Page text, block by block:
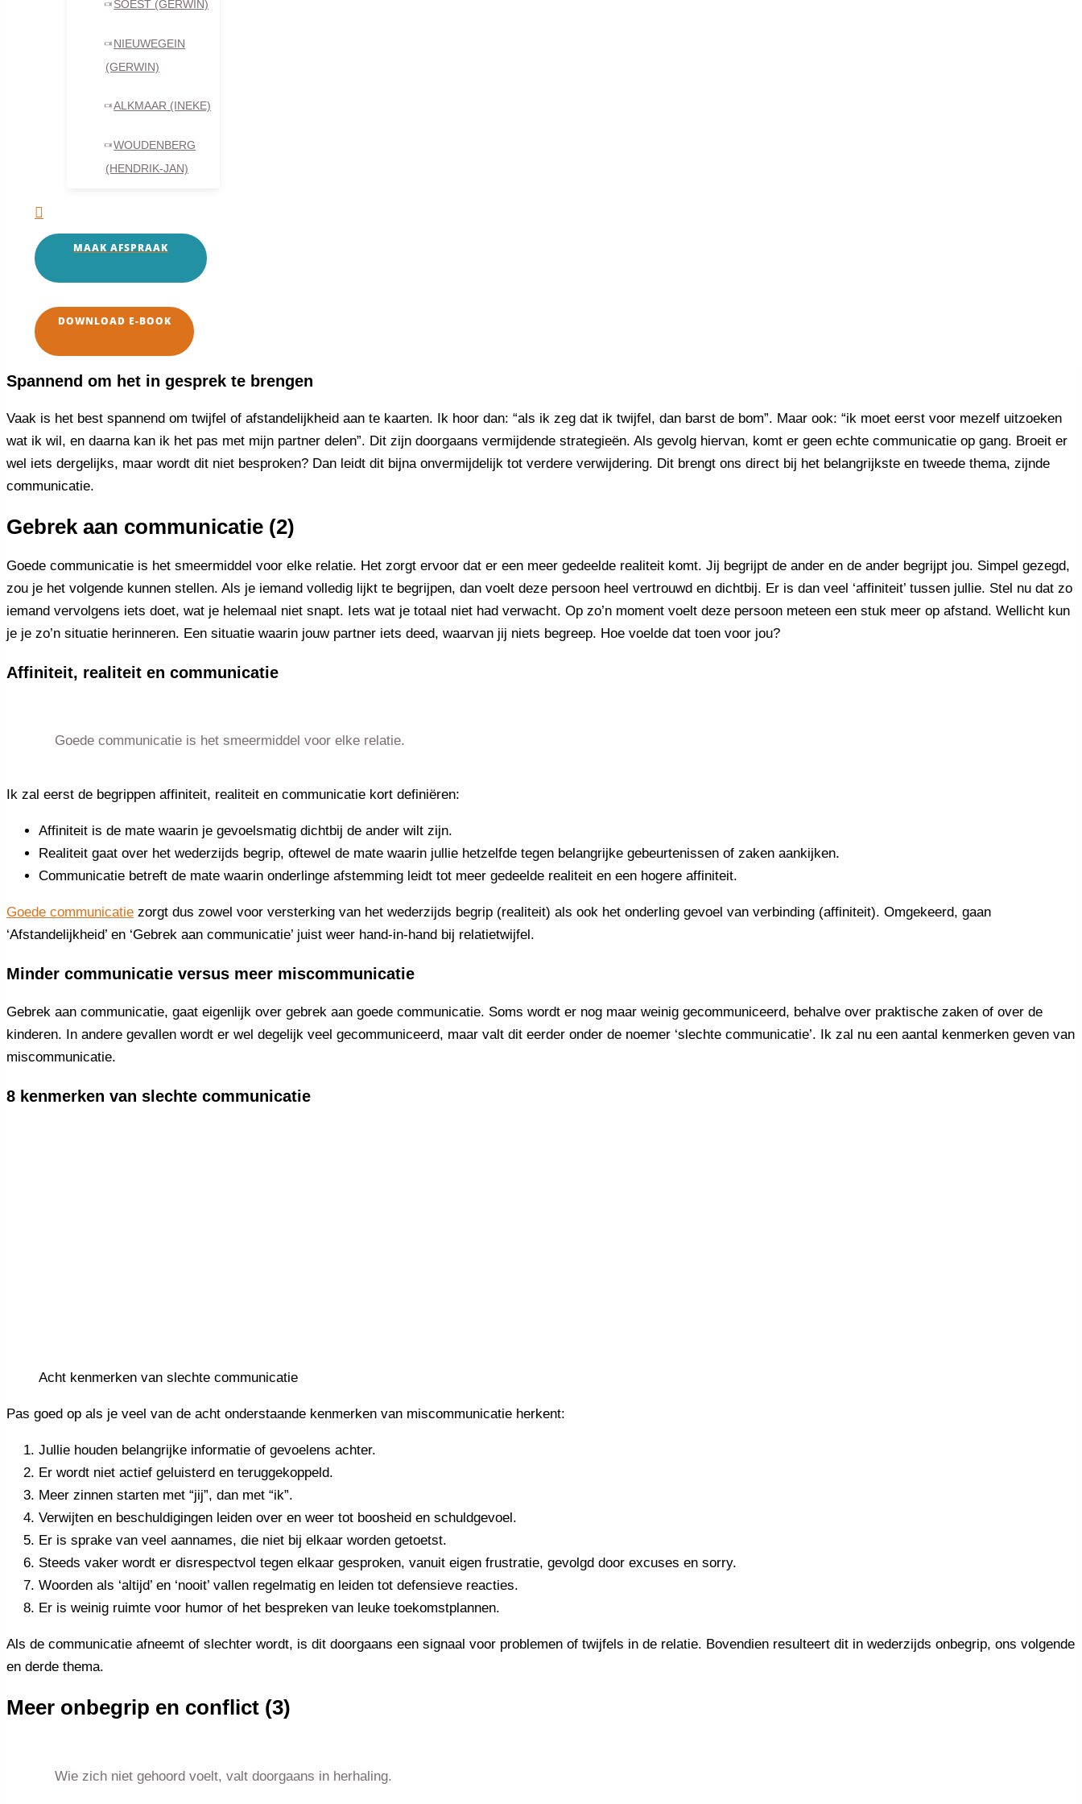
SOEST (GERWIN)
NIEUWEGEIN
(GERWIN)
ALKMAAR (INEKE)
WOUDENBERG
(HENDRIK-JAN)
MAAK AFSPRAAK
DOWNLOAD E-BOOK
Toenemende afstandelijkheid is vaak ook duidelijk zichtbaar voor jullie omgeving. Het kan zich bijvoorbeeld op de volgende manieren openbaren:
Fysieke afstand
, zoals minder hand-in-hand lopen, minder knuffels of minder intiem gedrag.
Gezamenlijke activiteiten, doordat iemand gezamenlijke sociale activiteiten mijdt, of minder deelneemt aan gedeelde hobby’s.
doordat iemand zich terugtrekt in het werk, veel alleen buiten de deur is of meer tijd besteedt aan hobby’s of sport.
Spannend om het in gesprek te brengen
Vaak is het best spannend om twijfel of afstandelijkheid aan te kaarten. Ik hoor dan: “als ik zeg dat ik twijfel, dan barst de bom”. Maar ook: “ik moet eerst voor mezelf uitzoeken
wat ik wil, en daarna kan ik het pas met mijn partner delen”. Dit zijn doorgaans vermijdende strategieën. Als gevolg hiervan, komt er geen echte communicatie op gang. Broeit er
wel iets dergelijks, maar wordt dit niet besproken? Dan leidt dit bijna onvermijdelijk tot verdere verwijdering. Dit brengt ons direct bij het belangrijkste en tweede thema, zijnde
communicatie.
Gebrek aan communicatie (2)
Goede communicatie is het smeermiddel voor elke relatie. Het zorgt ervoor dat er een meer gedeelde realiteit komt. Jij begrijpt de ander en de ander begrijpt jou. Simpel gezegd,
zou je het volgende kunnen stellen. Als je iemand volledig lijkt te begrijpen, dan voelt deze persoon heel vertrouwd en dichtbij. Er is dan veel ‘affiniteit’ tussen jullie. Stel nu dat zo
iemand vervolgens iets doet, wat je helemaal niet snapt. Iets wat je totaal niet had verwacht. Op zo’n moment voelt deze persoon meteen een stuk meer op afstand. Wellicht kun
je je zo’n situatie herinneren. Een situatie waarin jouw partner iets deed, waarvan jij niets begreep. Hoe voelde dat toen voor jou?
Affiniteit, realiteit en communicatie
Goede communicatie is het smeermiddel voor elke relatie.
Ik zal eerst de begrippen affiniteit, realiteit en communicatie kort definiëren:
Affiniteit is de mate waarin je gevoelsmatig dichtbij de ander wilt zijn.
Realiteit gaat over het wederzijds begrip, oftewel de mate waarin jullie hetzelfde tegen belangrijke gebeurtenissen of zaken aankijken.
Communicatie betreft de mate waarin onderlinge afstemming leidt tot meer gedeelde realiteit en een hogere affiniteit.
Goede communicatie zorgt dus zowel voor versterking van het wederzijds begrip (realiteit) als ook het onderling gevoel van verbinding (affiniteit). Omgekeerd, gaan
‘Afstandelijkheid’ en ‘Gebrek aan communicatie’ juist weer hand-in-hand bij relatietwijfel.
Minder communicatie versus meer miscommunicatie
Gebrek aan communicatie, gaat eigenlijk over gebrek aan goede communicatie. Soms wordt er nog maar weinig gecommuniceerd, behalve over praktische zaken of over de
kinderen. In andere gevallen wordt er wel degelijk veel gecommuniceerd, maar valt dit eerder onder de noemer ‘slechte communicatie’. Ik zal nu een aantal kenmerken geven van
miscommunicatie.
8 kenmerken van slechte communicatie
Acht kenmerken van slechte communicatie
Pas goed op als je veel van de acht onderstaande kenmerken van miscommunicatie herkent:
Jullie houden belangrijke informatie of gevoelens achter.
Er wordt niet actief geluisterd en teruggekoppeld.
Meer zinnen starten met “jij”, dan met “ik”.
Verwijten en beschuldigingen leiden over en weer tot boosheid en schuldgevoel.
Er is sprake van veel aannames, die niet bij elkaar worden getoetst.
Steeds vaker wordt er disrespectvol tegen elkaar gesproken, vanuit eigen frustratie, gevolgd door excuses en sorry.
Woorden als ‘altijd’ en ‘nooit’ vallen regelmatig en leiden tot defensieve reacties.
Er is weinig ruimte voor humor of het bespreken van leuke toekomstplannen.
Als de communicatie afneemt of slechter wordt, is dit doorgaans een signaal voor problemen of twijfels in de relatie. Bovendien resulteert dit in wederzijds onbegrip, ons volgende
en derde thema.
Meer onbegrip en conflict (3)
Wie zich niet gehoord voelt, valt doorgaans in herhaling.